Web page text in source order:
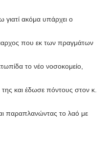
γιατί ακόμα υπάρχει ο
που εκ των πραγμάτων
το νέο νοσοκομείο,
της και έδωσε πόντους στον κ.
παραπλανώντας το λαό με